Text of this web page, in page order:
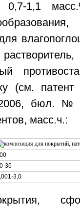
0,7-1,1
(см.
бюл.
масс.ч.:
36
3,0